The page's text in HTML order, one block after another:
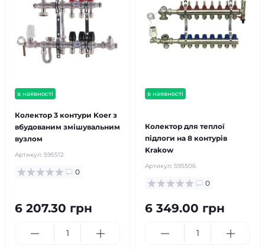
в наявності
Колектор 3 контури Koer з
вбудованим змішувальним
вузлом
Артикул: 595512
0
6 207.30 грн
в наявності
Колектор для теплої
підлоги на 8 контурів
Krakow
Артикул: 595506
0
6 349.00 грн